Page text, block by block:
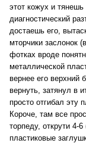
этот кожух и
диагностический
достаешь его,
мторчики заслонок
фотках вроде
металлической
вернее его верхний
вернуть, затянул в
просто отгибал эту
Короче, там все
торпеду, открути 4-
пластиковые